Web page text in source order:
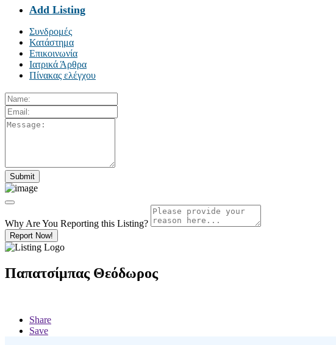
Add Listing
Συνδρομές
Κατάστημα
Επικοινωνία
Ιατρικά Άρθρα
Πίνακας ελέγχου
Why Are You Reporting this Listing?
Report Now!
Παπατσίμπας Θεόδωρος
Share
Save